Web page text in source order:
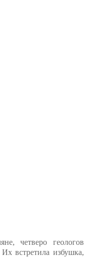
четверо геологов
встретила избушка,